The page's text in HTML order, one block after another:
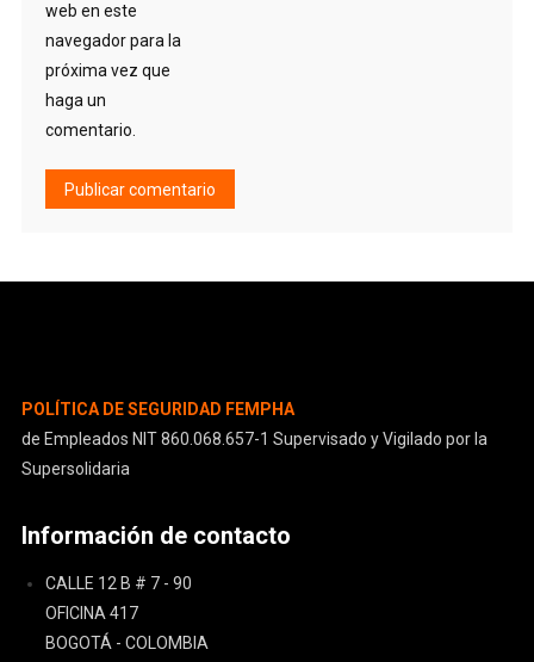
web en este
navegador para la
próxima vez que
haga un
comentario.
POLÍTICA DE SEGURIDAD FEMPHA
de Empleados NIT 860.068.657-1 Supervisado y Vigilado por la
Supersolidaria
Información de contacto
CALLE 12 B # 7 - 90
OFICINA 417
BOGOTÁ - COLOMBIA